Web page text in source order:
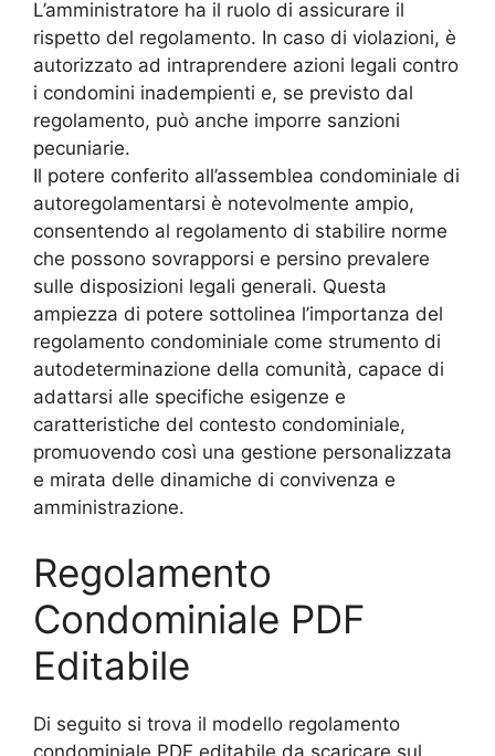
L’amministratore ha il ruolo di assicurare il
rispetto del regolamento. In caso di violazioni, è
autorizzato ad intraprendere azioni legali contro
i condomini inadempienti e, se previsto dal
regolamento, può anche imporre sanzioni
pecuniarie.
Il potere conferito all’assemblea condominiale di
autoregolamentarsi è notevolmente ampio,
consentendo al regolamento di stabilire norme
che possono sovrapporsi e persino prevalere
sulle disposizioni legali generali. Questa
ampiezza di potere sottolinea l’importanza del
regolamento condominiale come strumento di
autodeterminazione della comunità, capace di
adattarsi alle specifiche esigenze e
caratteristiche del contesto condominiale,
promuovendo così una gestione personalizzata
e mirata delle dinamiche di convivenza e
amministrazione.
Regolamento
Condominiale PDF
Editabile
Di seguito si trova il modello regolamento